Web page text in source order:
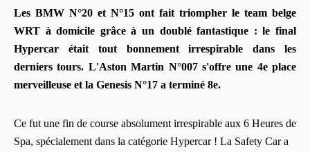
Les BMW N°20 et N°15 ont fait triompher le team belge
WRT à domicile grâce à un doublé fantastique : le final
Hypercar était tout bonnement irrespirable dans les
derniers tours. L'Aston Martin N°007 s'offre une 4e place
merveilleuse et la Genesis N°17 a terminé 8e.
Ce fut une fin de course absolument irrespirable aux 6 Heures de
Spa, spécialement dans la catégorie Hypercar ! La Safety Car a